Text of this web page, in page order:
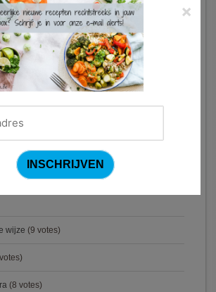
mosterdsaus met prei en spek (Colruyt)
esdoornsiroop (14 votes)
in tomatensaus(12 votes)
met serranoham (Ottolenghi)(11 votes)
Ramsay)(10 votes)
wijze (9 votes)
(8 votes)
×